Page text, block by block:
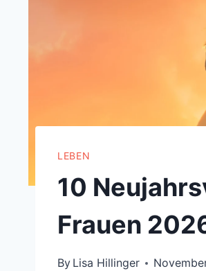
LEBEN
10
Frauen
By Lisa Hillinger